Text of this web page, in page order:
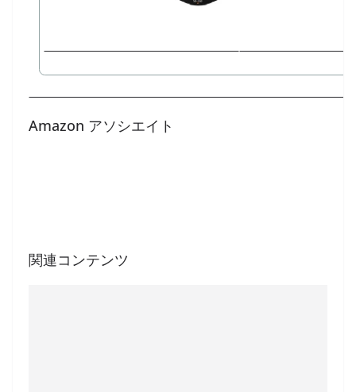
Amazon アソシエイト
関連コンテンツ